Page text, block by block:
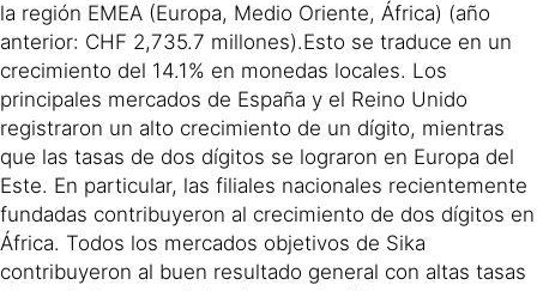
la región EMEA (Europa, Medio Oriente, África) (año
anterior: CHF 2,735.7 millones).Esto se traduce en un
crecimiento del 14.1% en monedas locales. Los
principales mercados de España y el Reino Unido
registraron un alto crecimiento de un dígito, mientras
que las tasas de dos dígitos se lograron en Europa del
Este. En particular, las filiales nacionales recientemente
fundadas contribuyeron al crecimiento de dos dígitos en
África. Todos los mercados objetivos de Sika
contribuyeron al buen resultado general con altas tasas